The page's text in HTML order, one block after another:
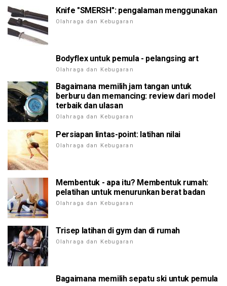
Knife "SMERSH": pengalaman menggunakan
Olahraga dan Kebugaran
Bodyflex untuk pemula - pelangsing art
Olahraga dan Kebugaran
Bagaimana memilih jam tangan untuk
berburu dan memancing: review dari model
terbaik dan ulasan
Olahraga dan Kebugaran
Persiapan lintas-point: latihan nilai
Olahraga dan Kebugaran
Membentuk - apa itu? Membentuk rumah:
pelatihan untuk menurunkan berat badan
Olahraga dan Kebugaran
Trisep latihan di gym dan di rumah
Olahraga dan Kebugaran
Bagaimana memilih sepatu ski untuk pemula